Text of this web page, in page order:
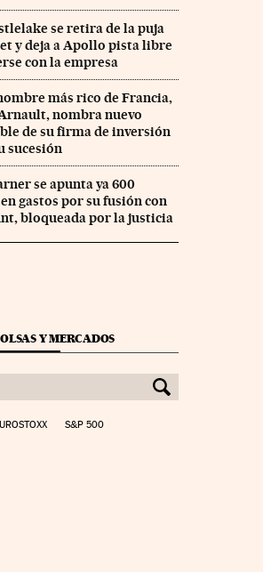
se retira de la puja
y deja a Apollo pista libre
con la empresa
más rico de Francia,
nombra nuevo
de su firma de inversión
sucesión
se apunta ya 600
gastos por su fusión con
bloqueada por la justicia
Y MERCADOS
S&P 500